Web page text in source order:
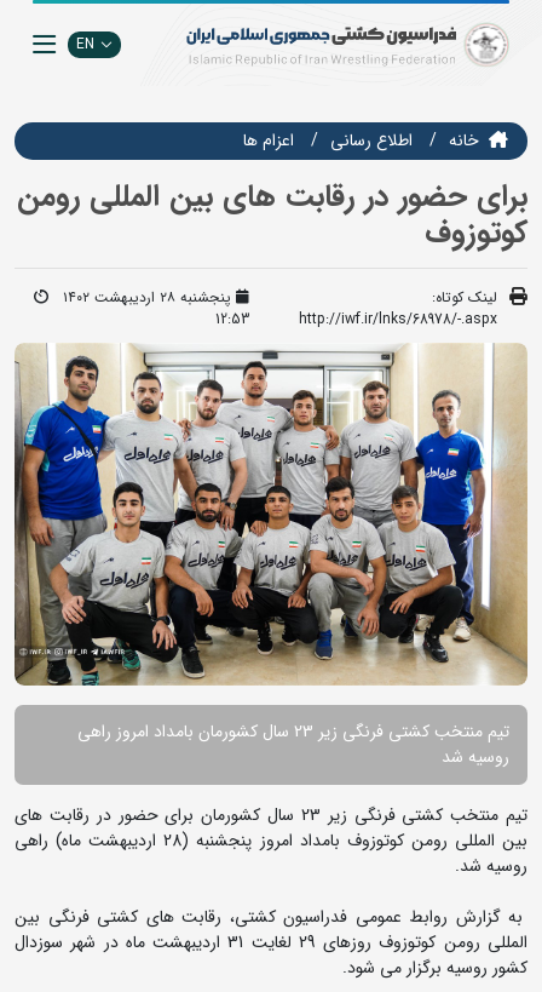
EN
خانه اطلاع رسانی اعزام ها
برای حضور در رقابت های بین المللی رومن
کوتوزوف
لینک کوتاه:
http://iwf.ir/lnks/68978/-.aspx
پنجشنبه ۲۸ اردیبهشت ۱۴۰۲
12:53
تیم منتخب کشتی فرنگی زیر 23 سال کشورمان بامداد امروز راهی
روسیه شد
تیم منتخب کشتی فرنگی زیر 23 سال کشورمان برای حضور در رقابت های
بین المللی رومن کوتوزوف بامداد امروز پنجشنبه (28 اردیبهشت ماه) راهی
روسیه شد.
به گزارش روابط عمومی فدراسیون کشتی، رقابت های کشتی فرنگی بین
المللی رومن کوتوزوف روزهای 29 لغایت 31 اردیبهشت ماه در شهر سوزدال
کشور روسیه برگزار می شود.